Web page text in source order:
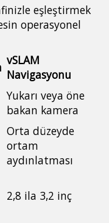
eşleştirmek
operasyonel
vSLAM
Navigasyonu
Yukarı veya öne
bakan kamera
Orta düzeyde
ortam
aydınlatması
2,8 ila 3,2 inç